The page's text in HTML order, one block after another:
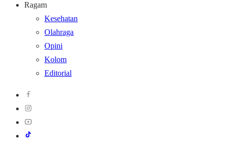
Ragam
Kesehatan
Olahraga
Opini
Kolom
Editorial